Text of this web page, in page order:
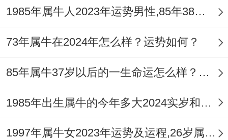
也需要注重婚姻生活的细节和经营,这样就行
1985年属牛人2023年运势男性,85年38岁属牛男2023年每月运程怎么样
73年属牛在2024年怎么样？运势如何？
85年属牛37岁以后的一生命运怎么样？各方面运势怎样？
1985年出生属牛的今年多大2024实岁和虚岁
1997年属牛女2023年运势及运程,26岁属牛人2023全年每月运势女性如何